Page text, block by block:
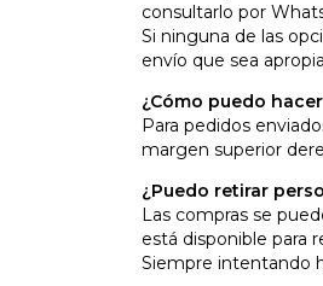
consultarlo por
Si ninguna de las
envío que sea
¿Cómo puedo
Para pedidos
margen superior
¿Puedo retirar
Las compras se
está disponible para
Siempre intentando